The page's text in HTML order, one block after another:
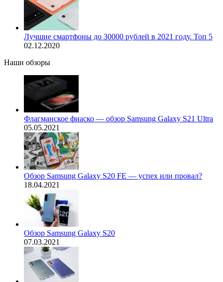
Лучшие смартфоны до 30000 рублей в 2021 году. Топ 5
02.12.2020
Наши обзоры
Флагманское фиаско — обзор Samsung Galaxy S21 Ultra
05.05.2021
Обзор Samsung Galaxy S20 FE — успех или провал?
18.04.2021
Обзор Samsung Galaxy S20
07.03.2021